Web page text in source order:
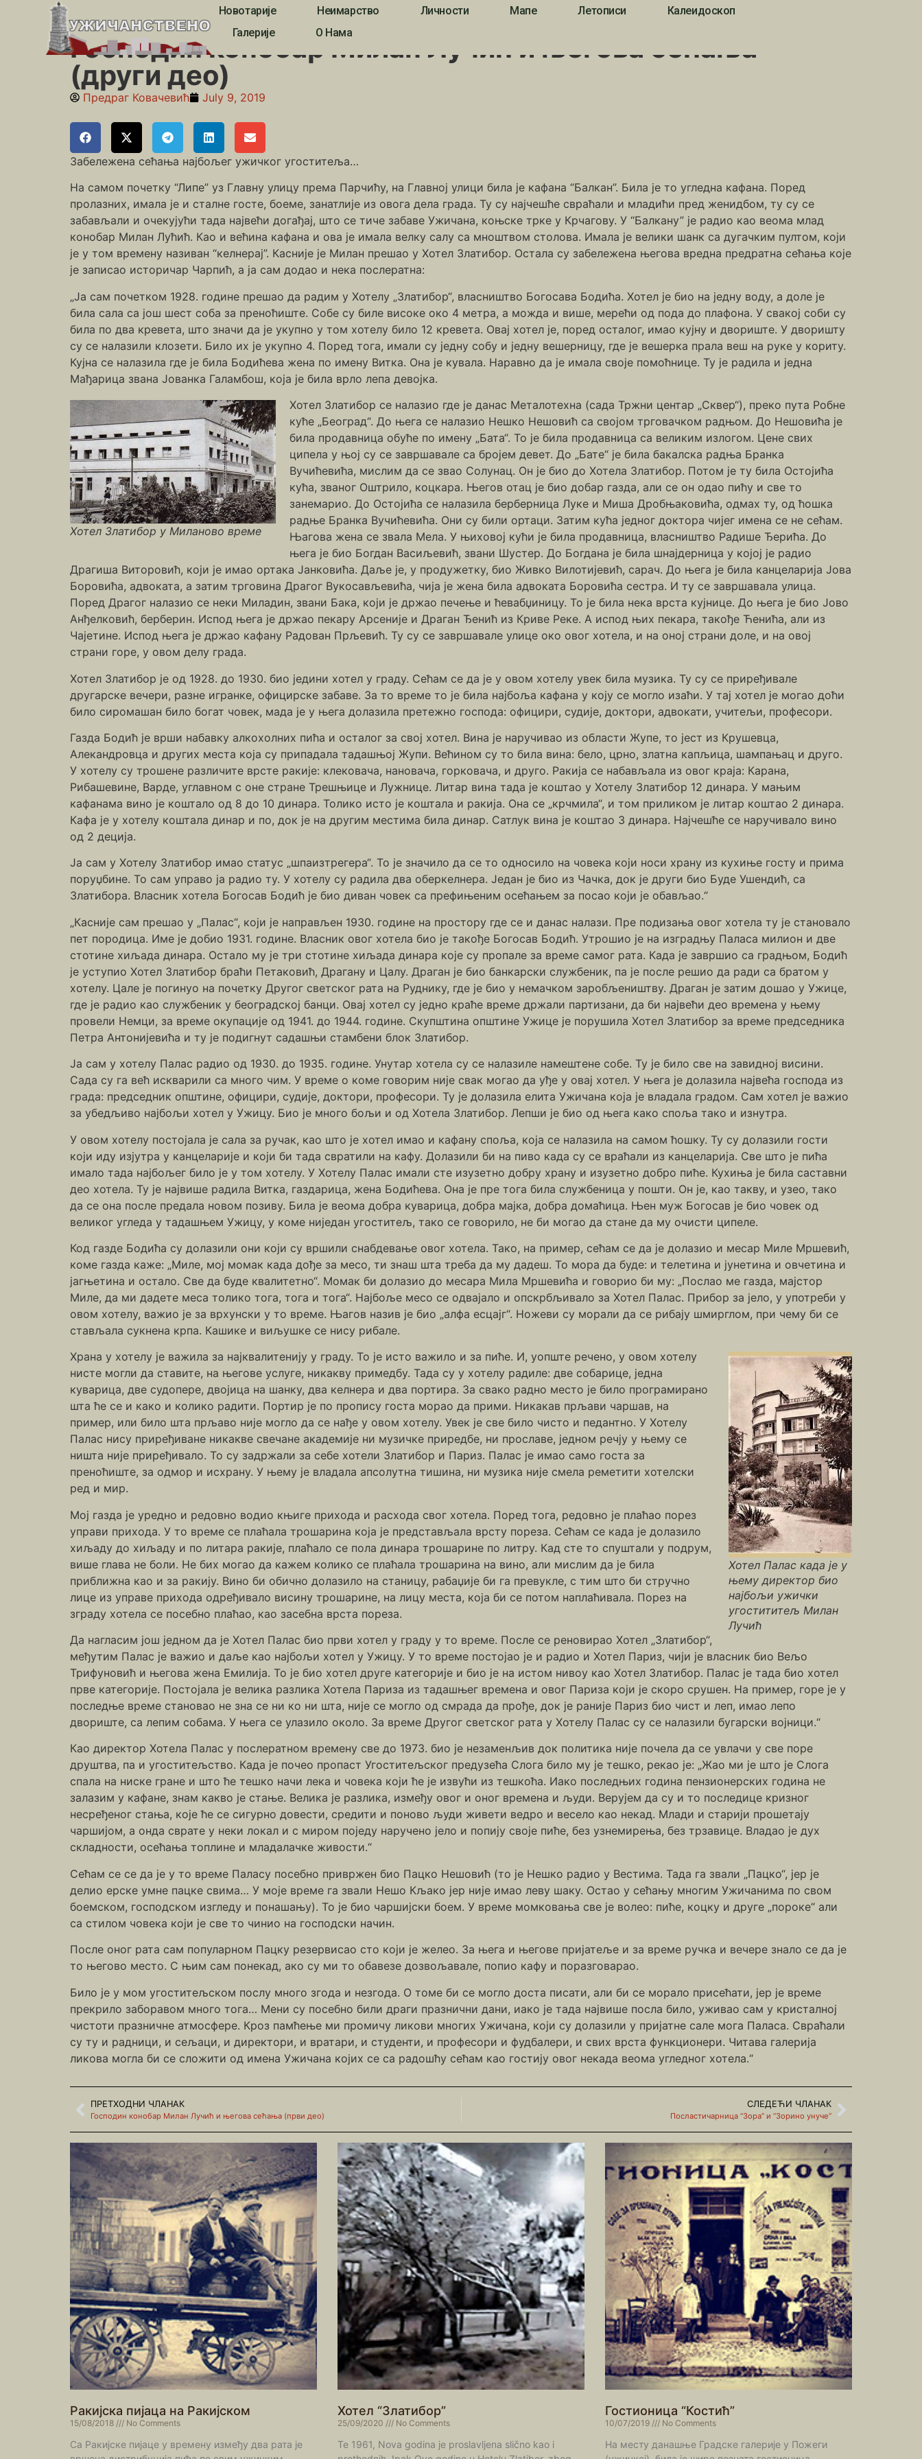
Новотарије Неимарство Личности Мапе Летописи
Калеидоскоп
Галерије
О Нама
Господин конобар Милан Лучић и његова сећања (други део)
Господин конобар Милан Лучић и његова сећања
(други део)
Предраг Ковачевић July 9, 2019
Забележена сећања најбољег ужичког угоститеља…
На самом почетку “Липе” уз Главну улицу према Парчићу, на Главној улици била је кафана “Балкан”. Била је то угледна кафана. Поред
пролазних, имала је и сталне госте, боеме, занатлије из овога дела града. Ту су најчешће свраћали и младићи пред женидбом, ту су се
забављали и очекујући тада највећи догађај, што се тиче забаве Ужичана, коњске трке у Крчагову. У “Балкану” је радио као веома млад
конобар Милан Лућић. Као и већина кафана и ова је имала велку салу са мноштвом столова. Имала је велики шанк са дугачким пултом, који
је у том времену називан “келнерај”. Касније је Милан прешао у Хотел Златибор. Остала су забележена његова вредна предратна сећања које
је записао историчар Чарпић, а ја сам додао и нека послератна:
„Ја сам почетком 1928. године прешао да радим у Хотелу „Златибор“, власништво Богосава Бодића. Хотел је био на једну воду, а доле је
била сала са још шест соба за преноћиште. Собе су биле високе око 4 метра, а можда и више, мерећи од пода до плафона. У свакој соби су
била по два кревета, што значи да је укупно у том хотелу било 12 кревета. Овај хотел је, поред осталог, имао кујну и двориште. У дворишту
су се налазили клозети. Било их је укупно 4. Поред тога, имали су једну собу и једну вешерницу, где је вешерка прала веш на руке у кориту.
Кујна се налазила где је била Бодићева жена по имену Витка. Она је кувала. Наравно да је имала своје помоћнице. Ту је радила и једна
Мађарица звана Јованка Галамбош, која је била врло лепа девојка.
Хотел Златибор у Миланово време
Хотел Златибор се налазио где је данас Металотехна (сада Тржни центар „Сквер“), преко пута Робне
куће „Београд“. До њега се налазио Нешко Нешовић са својом трговачком радњом. До Нешовића је
била продавница обуће по имену „Бата“. То је била продавница са великим излогом. Цене свих
ципела у њој су се завршавале са бројем девет. До „Бате“ је била бакалска радња Бранка
Вучићевића, мислим да се звао Солунац. Он је био до Хотела Златибор. Потом је ту била Остојића
кућа, званог Оштрило, коцкара. Његов отац је био добар газда, али се он одао пићу и све то
занемарио. До Остојића се налазила берберница Луке и Миша Дробњаковића, одмах ту, од ћошка
радње Бранка Вучићевића. Они су били ортаци. Затим кућа једног доктора чијег имена се не сећам.
Њагова жена се звала Мела. У њиховој кући је била продавница, власништво Радише Ђерића. До
њега је био Богдан Васиљевић, звани Шустер. До Богдана је била шнајдерница у којој је радио
Драгиша Виторовић, који је имао ортака Јанковића. Даље је, у продужетку, био Живко Вилотијевић, сарач. До њега је била канцеларија Јова
Боровића, адвоката, а затим трговина Драгог Вукосављевића, чија је жена била адвоката Боровића сестра. И ту се завршавала улица.
Поред Драгог налазио се неки Миладин, звани Бака, који је држао печење и ћевабџиницу. То је била нека врста кујнице. До њега је био Јово
Анђелковић, берберин. Испод њега је држао пекару Арсеније и Драган Ђенић из Криве Реке. А испод њих пекара, такође Ћенића, али из
Чајетине. Испод њега је држао кафану Радован Прљевић. Ту су се завршавале улице око овог хотела, и на оној страни доле, и на овој
страни горе, у овом делу града.
Хотел Златибор је од 1928. до 1930. био једини хотел у граду. Сећам се да је у овом хотелу увек била музика. Ту су се приређивале
другарске вечери, разне игранке, официрске забаве. За то време то је била најбоља кафана у коју се могло изаћи. У тај хотел је могао доћи
било сиромашан било богат човек, мада је у њега долазила претежно господа: официри, судије, доктори, адвокати, учитељи, професори.
Газда Бодић је врши набавку алкохолних пића и осталог за свој хотел. Вина је наручивао из области Жупе, то јест из Крушевца,
Алекандровца и других места која су припадала тадашњој Жупи. Већином су то била вина: бело, црно, златна капљица, шампањац и друго.
У хотелу су трошене различите врсте ракије: клековача, нановача, горковача, и друго. Ракија се набављала из овог краја: Карана,
Рибашевине, Варде, углавном с оне стране Трешњице и Лужнице. Литар вина тада је коштао у Хотелу Златибор 12 динара. У мањим
кафанама вино је коштало од 8 до 10 динара. Толико исто је коштала и ракија. Она се „крчмила“, и том приликом је литар коштао 2 динара.
Кафа је у хотелу коштала динар и по, док је на другим местима била динар. Сатлук вина је коштао 3 динара. Најчешће се наручивало вино
од 2 деција.
Ја сам у Хотелу Златибор имао статус „шпаизтрегера“. То је значило да се то односило на човека који носи храну из кухиње госту и прима
поруџбине. То сам управо ја радио ту. У хотелу су радила два оберкелнера. Један је био из Чачка, док је други био Буде Ушендић, са
Златибора. Власник хотела Богосав Бодић је био диван човек са префињеним осећањем за посао који је обављао.“
„Касније сам прешао у „Палас“, који је направљен 1930. године на простору где се и данас налази. Пре подизања овог хотела ту је становало
пет породица. Име је добио 1931. године. Власник овог хотела био је такође Богосав Бодић. Утрошио је на изградњу Паласа милион и две
стотине хиљада динара. Остало му је три стотине хиљада динара које су пропале за време самог рата. Када је завршио са градњом, Бодић
је уступио Хотел Златибор браћи Петаковић, Драгану и Цалу. Драган је био банкарски службеник, па је после решио да ради са братом у
хотелу. Цале је погинуо на почетку Другог светског рата на Руднику, где је био у немачком заробљеништву. Драган је затим дошао у Ужице,
где је радио као службеник у београдској банци. Овај хотел су једно краће време држали партизани, да би највећи део времена у њему
провели Немци, за време окупације од 1941. до 1944. године. Скупштина општине Ужице је порушила Хотел Златибор за време председника
Петра Антонијевића и ту је подигнут садашњи стамбени блок Златибор.
Ја сам у хотелу Палас радио од 1930. до 1935. године. Унутар хотела су се налазиле намештене собе. Ту је било све на завидној висини.
Сада су га већ искварили са много чим. У време о коме говорим није свак могао да уђе у овај хотел. У њега је долазила највећа господа из
града: председник општине, официри, судије, доктори, професори. Ту је долазила елита Ужичана која је владала градом. Сам хотел је важио
за убедљиво најбољи хотел у Ужицу. Био је много бољи и од Хотела Златибор. Лепши је био од њега како споља тако и изнутра.
У овом хотелу постојала је сала за ручак, као што је хотел имао и кафану споља, која се налазила на самом ћошку. Ту су долазили гости
који иду изјутра у канцеларије и који би тада свратили на кафу. Долазили би на пиво када су се враћали из канцеларија. Све што је пића
имало тада најбољег било је у том хотелу. У Хотелу Палас имали сте изузетно добру храну и изузетно добро пиће. Кухиња је била саставни
део хотела. Ту је највише радила Витка, газдарица, жена Бодићева. Она је пре тога била службеница у пошти. Он је, као такву, и узео, тако
да се она после предала новом позиву. Била је веома добра куварица, добра мајка, добра домаћица. Њeн муж Богосав је био човек од
великог угледа у тадашњем Ужицу, у коме ниједан угоститељ, тако се говорило, не би могао да стане да му очисти ципеле.
Код газде Бодића су долазили они који су вршили снабдевање овог хотела. Тако, на пример, сећам се да је долазио и месар Миле Мршевић,
коме газда каже: „Миле, мој момак када дође за месо, ти знаш шта треба да му дадеш. То мора да буде: и телетина и јунетина и овчетина и
јагњетина и остало. Све да буде квалитетно“. Момак би долазио до месара Мила Мршевића и говорио би му: „Послао ме газда, мајстор
Миле, да ми дадете меса толико тога, тога и тога“. Најбоље месо се одвајало и опскрбљивало за Хотел Палас. Прибор за јело, у употреби у
овом хотелу, важио је за врхунски у то време. Њагов назив је био „алфа есцајг“. Ножеви су морали да се рибају шмирглом, при чему би се
стављала сукнена крпа. Кашике и виљушке се нису рибале.
Хотел Палас када је у
њему директор био
најбољи ужички
угостититељ Милан
Лучић
Храна у хотелу је важила за најквалитенију у граду. То је исто важило и за пиће. И, уопште речено, у овом хотелу
нисте могли да ставите, на његове услуге, никакву примедбу. Тада су у хотелу радиле: две собарице, једна
куварица, две судопере, двојица на шанку, два келнера и два портира. За свако радно место је било програмирано
шта ће се и како и колико радити. Портир је по пропису госта морао да прими. Никакав прљави чаршав, на
пример, или било шта прљаво није могло да се нађе у овом хотелу. Увек је све било чисто и педантно. У Хотелу
Палас нису приређиване никакве свечане академије ни музичке приредбе, ни прославе, једном речју у њему се
ништа није приређивало. То су задржали за себе хотели Златибор и Париз. Палас је имао само госта за
преноћиште, за одмор и исхрану. У њему је владала апсолутна тишина, ни музика није смела реметити хотелски
ред и мир.
Мој газда је уредно и редовно водио књиге прихода и расхода свог хотела. Поред тога, редовно је плаћао порез
управи прихода. У то време се плаћала трошарина која је представљала врсту пореза. Сећам се када је долазило
хиљаду до хиљаду и по литара ракије, плаћало се пола динара трошарине по литру. Кад сте то спуштали у подрум,
више глава не боли. Не бих могао да кажем колико се плаћала трошарина на вино, али мислим да је била
приближна као и за ракију. Вино би обично долазило на станицу, рабаџије би га превукле, с тим што би стручно
лице из управе прихода одређивало висину трошарине, на лицу места, која би се потом наплаћивала. Порез на
зграду хотела се посебно плаћао, као засебна врста пореза.
Да нагласим још једном да је Хотел Палас био први хотел у граду у то време. После се реновирао Хотел „Златибор“,
међутим Палас је важио и даље као најбољи хотел у Ужицу. У то време постојао је и радио и Хотел Париз, чији је власник био Вељо
Трифуновић и његова жена Емилија. То је био хотел друге категорије и био је на истом нивоу као Хотел Златибор. Палас је тада био хотел
прве категорије. Постојала је велика разлика Хотела Париза из тадашњег времена и овог Париза који је скоро срушен. На пример, горе је у
последње време становао не зна се ни ко ни шта, није се могло од смрада да прође, док је раније Париз био чист и леп, имао лепо
двориште, са лепим собама. У њега се улазило около. За време Другог светског рата у Хотелу Палас су се налазили бугарски војници.“
Као директор Хотела Палас у послератном времену све до 1973. био је незаменљив док политика није почела да се увлачи у све поре
друштва, па и угоститељство. Када је почео пропаст Угоститељског предузећа Слога било му је тешко, рекао је: „Жао ми је што је Слога
спала на ниске гране и што ће тешко начи лека и човека који ће је извући из тешкоћа. Иако последњих година пензионерских година не
залазим у кафане, знам какво је стање. Велика је разлика, између овог и оног времена и људи. Верујем да су и то последице кризног
несређеног стања, које ће се сигурно довести, средити и поново људи живети ведро и весело као некад. Млади и старији прошетају
чаршијом, а онда сврате у неки локал и с миром поједу наручено јело и попију своје пиће, без узнемирења, без трзавице. Владао је дух
складности, осећања топлине и младалачке живости.“
Сећам се се да је у то време Паласу посебно привржен био Пацко Нешовић (то је Нешко радио у Вестима. Тада га звали „Пацко“, јер је
делио ерске умне пацке свима… У моје време га звали Нешо Кљако јер није имао леву шаку. Остао у сећању многим Ужичанима по свом
боемском, господском изгледу и понашању). То је био чаршијски боем. У време момковања све је волео: пиће, коцку и друге „пороке“ али
са стилом човека који је све то чинио на господски начин.
После оног рата сам популарном Пацку резервисао сто који је желео. За њега и његове пријатеље и за време ручка и вечере знало се да је
то његово место. С њим сам понекад, ако су ми то обавезе дозвољавале, попио кафу и поразговарао.
Било је у мом угоститељском послу много згода и незгода. О томе би се могло доста писати, али би се морало присећати, јер је време
прекрило заборавом много тога… Мени су посебно били драги празнични дани, иако је тада највише посла било, уживао сам у кристалној
чистоти празничне атмосфере. Кроз памћење ми промичу ликови многих Ужичана, који су долазили у пријатне сале мога Паласа. Свраћали
су ту и радници, и сељаци, и директори, и вратари, и студенти, и професори и фудбалери, и свих врста функционери. Читава галерија
ликова могла би се сложити од имена Ужичана којих се са радошћу сећам као гостију овог некада веома угледног хотела.“
ПРЕТХОДНИ ЧЛАНАК
Господин конобар Милан Лучић и његова сећања (први део)
СЛЕДЕЋИ ЧЛАНАК
Посластичарница “Зора” и “Зорино унуче”
Ракијска пијаца на Ракијском
15/08/2018 No Comments
Са Ракијске пијаце у времену између два рата је
Хотел “Златибор”
25/09/2020 No Comments
Te 1961, Nova godina je proslavljena slično kao i
Гостионица “Костић”
10/07/2019 No Comments
На месту данашње Градске галерије у Пожеги